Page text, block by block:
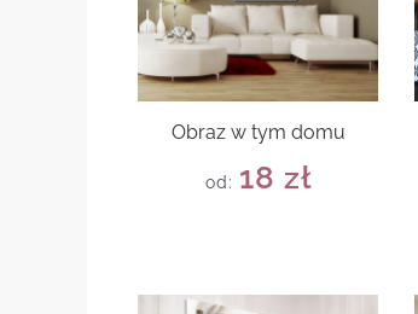
Obraz w tym domu
od: 18 zł